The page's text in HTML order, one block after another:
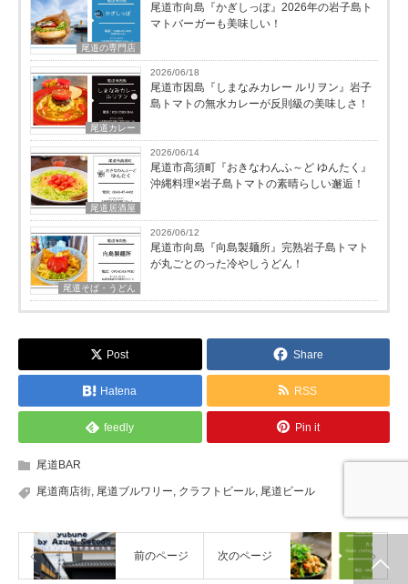
尾道の専門店
尾道市向島『かぎしっぽ』2026年の岩子島ト
マトバーガーも美味しい！
尾道カレー
2026/06/18
尾道市因島『しまなみカレー ルリヲン』岩子
島トマトの無水カレーが反則級の美味しさ！
尾道居酒屋
2026/06/14
尾道市高須町『おきなわんふ～ど ゆんたく』
沖縄料理×岩子島トマトの素晴らしい邂逅！
尾道そば・うどん
2026/06/12
尾道市向島『向島製麺所』完熟岩子島トマト
が丸ごとのった冷やしうどん！
Post Share
Hatena RSS
feedly Pin it
尾道BAR
尾道商店街 尾道ブルワリー クラフトビール 尾道ビール
前のページ 次のページ
ホーム お問合せ